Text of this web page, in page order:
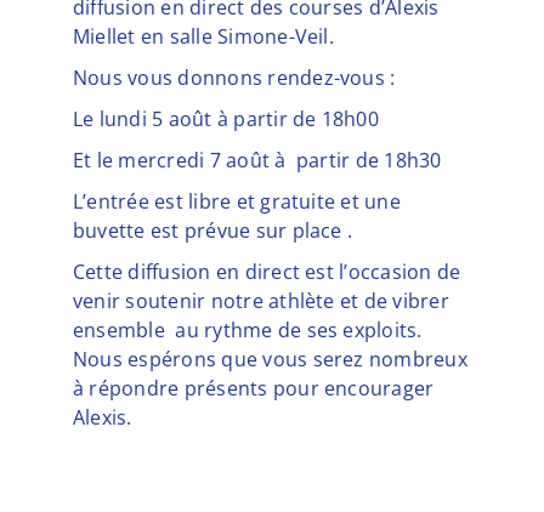
diffusion en direct des courses d’Alexis
Miellet en salle Simone-Veil.
Nous vous donnons rendez-vous :
Le lundi 5 août à partir de 18h00
Et le mercredi 7 août à partir de 18h30
L’entrée est libre et gratuite et une
buvette est prévue sur place .
Cette diffusion en direct est l’occasion de
venir soutenir notre athlète et de vibrer
ensemble au rythme de ses exploits.
Nous espérons que vous serez nombreux
à répondre présents pour encourager
Alexis.